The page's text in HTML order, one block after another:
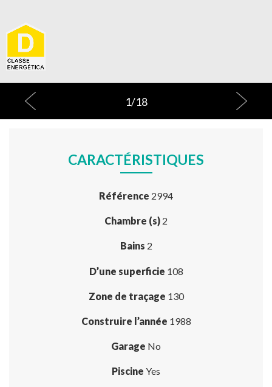
1/18
CARACTÉRISTIQUES
Référence 2994
Chambre (s) 2
Bains 2
D’une superficie 108
Zone de traçage 130
Construire l’année 1988
Garage No
Piscine Yes